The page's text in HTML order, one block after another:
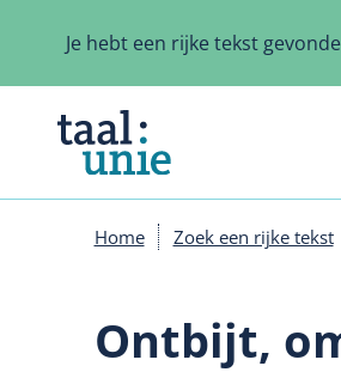
inhoud
Je hebt een rijke tekst
Home Zoek een rijke tekst
Ontbijt,